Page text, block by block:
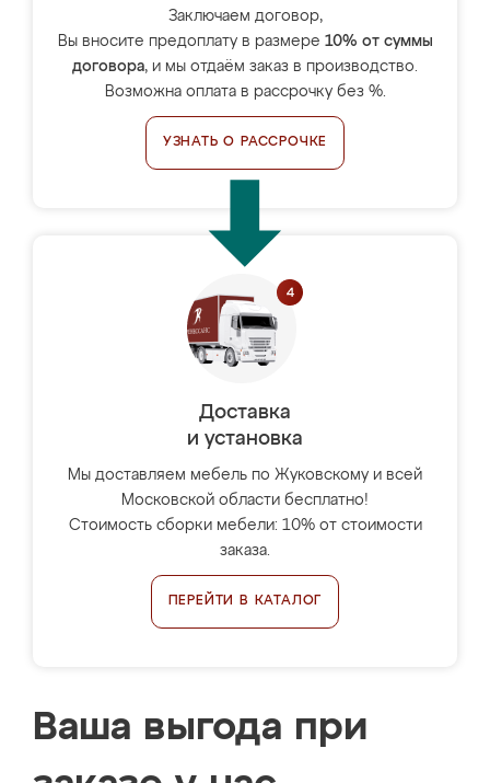
Заключаем договор,
Вы вносите предоплату в размере 10% от суммы
договора, и мы отдаём заказ в производство.
Возможна оплата в рассрочку без %.
УЗНАТЬ О РАССРОЧКЕ
Доставка
и установка
Мы доставляем мебель по Жуковскому и всей
Московской области бесплатно!
Стоимость сборки мебели: 10% от стоимости
заказа.
ПЕРЕЙТИ В КАТАЛОГ
Ваша выгода при